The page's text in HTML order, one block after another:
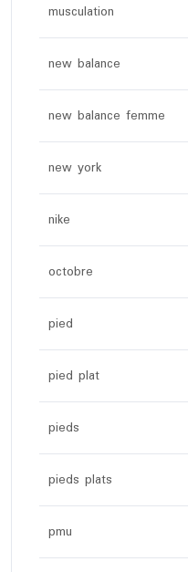
musculation
new balance
new balance femme
new york
nike
octobre
pied
pied plat
pieds
pieds plats
pmu